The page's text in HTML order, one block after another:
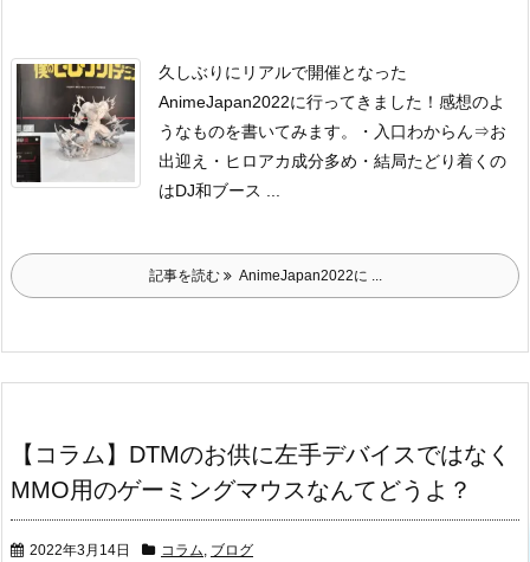
久しぶりにリアルで開催となった
AnimeJapan2022に行ってきました！ 感想のよ
うなものを書いてみます。
・入口わからん⇒お
出迎え
・ヒロアカ成分多め ・結局たどり着くの
はDJ和ブース ...
記事を読む AnimeJapan2022に ...
【コラム】DTMのお供に左手デバイスではなく
MMO用のゲーミングマウスなんてどうよ？
2022年3月14日 コラム, ブログ